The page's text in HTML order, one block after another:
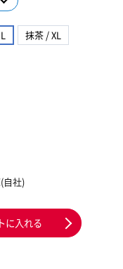
抹茶 / XL
自社)
に入れる